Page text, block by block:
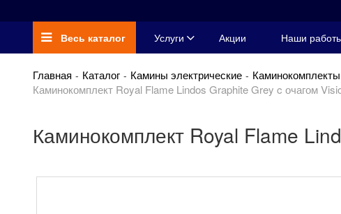
Весь каталог Услуги Акции Наши
Главная Каталог Камины электрические Каминокомплекты
Каминокомплект Royal Flame Lindos Graphite Grey c очагом
Каминокомплект Royal Flame